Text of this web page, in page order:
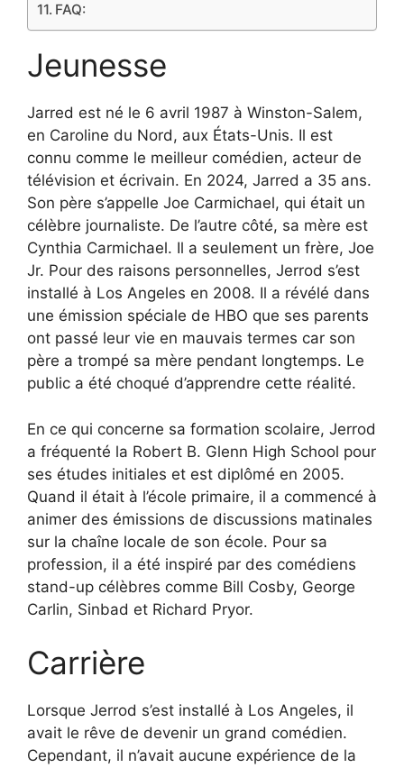
FAQ:
Jeunesse
Jarred est né le 6 avril 1987 à Winston-Salem,
en Caroline du Nord, aux États-Unis. Il est
connu comme le meilleur comédien, acteur de
télévision et écrivain. En 2024, Jarred a 35 ans.
Son père s’appelle Joe Carmichael, qui était un
célèbre journaliste. De l’autre côté, sa mère est
Cynthia Carmichael. Il a seulement un frère, Joe
Jr. Pour des raisons personnelles, Jerrod s’est
installé à Los Angeles en 2008. Il a révélé dans
une émission spéciale de HBO que ses parents
ont passé leur vie en mauvais termes car son
père a trompé sa mère pendant longtemps. Le
public a été choqué d’apprendre cette réalité.
En ce qui concerne sa formation scolaire, Jerrod
a fréquenté la Robert B. Glenn High School pour
ses études initiales et est diplômé en 2005.
Quand il était à l’école primaire, il a commencé à
animer des émissions de discussions matinales
sur la chaîne locale de son école. Pour sa
profession, il a été inspiré par des comédiens
stand-up célèbres comme Bill Cosby, George
Carlin, Sinbad et Richard Pryor.
Carrière
Lorsque Jerrod s’est installé à Los Angeles, il
avait le rêve de devenir un grand comédien.
Cependant, il n’avait aucune expérience de la